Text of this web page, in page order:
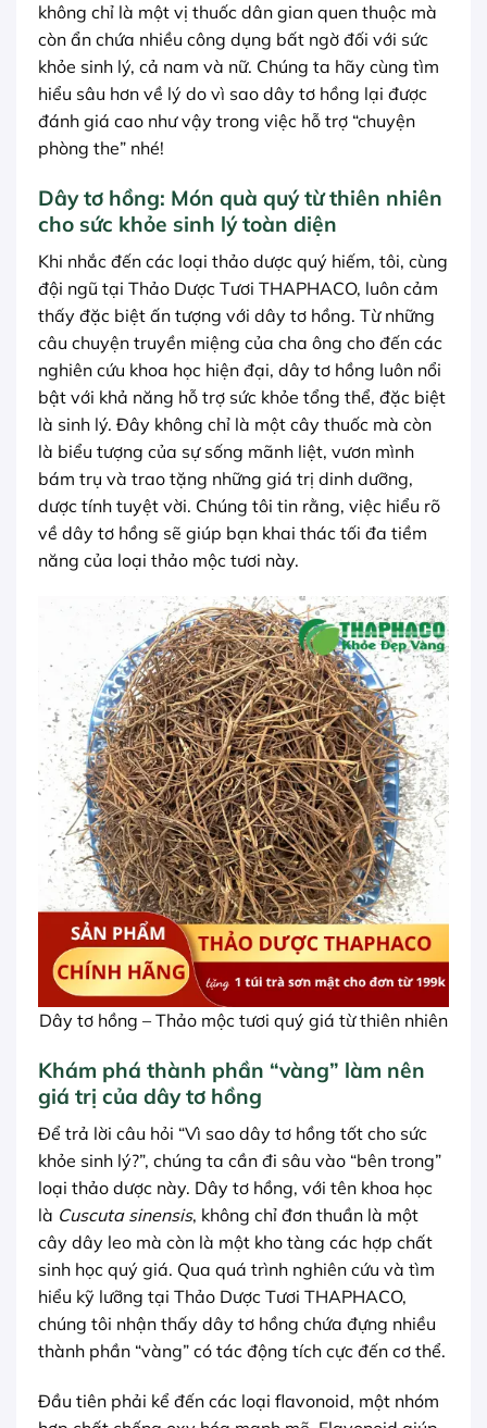
không chỉ là một vị thuốc dân gian quen thuộc mà
còn ẩn chứa nhiều công dụng bất ngờ đối với sức
khỏe sinh lý, cả nam và nữ. Chúng ta hãy cùng tìm
hiểu sâu hơn về lý do vì sao dây tơ hồng lại được
đánh giá cao như vậy trong việc hỗ trợ “chuyện
phòng the” nhé!
Dây tơ hồng: Món quà quý từ thiên nhiên
cho sức khỏe sinh lý toàn diện
Khi nhắc đến các loại thảo dược quý hiếm, tôi, cùng
đội ngũ tại Thảo Dược Tươi THAPHACO, luôn cảm
thấy đặc biệt ấn tượng với dây tơ hồng. Từ những
câu chuyện truyền miệng của cha ông cho đến các
nghiên cứu khoa học hiện đại, dây tơ hồng luôn nổi
bật với khả năng hỗ trợ sức khỏe tổng thể, đặc biệt
là sinh lý. Đây không chỉ là một cây thuốc mà còn
là biểu tượng của sự sống mãnh liệt, vươn mình
bám trụ và trao tặng những giá trị dinh dưỡng,
dược tính tuyệt vời. Chúng tôi tin rằng, việc hiểu rõ
về dây tơ hồng sẽ giúp bạn khai thác tối đa tiềm
năng của loại thảo mộc tươi này.
Dây tơ hồng – Thảo mộc tươi quý giá từ thiên nhiên
Khám phá thành phần “vàng” làm nên
giá trị của dây tơ hồng
Để trả lời câu hỏi “Vì sao dây tơ hồng tốt cho sức
khỏe sinh lý?”, chúng ta cần đi sâu vào “bên trong”
loại thảo dược này. Dây tơ hồng, với tên khoa học
là Cuscuta sinensis, không chỉ đơn thuần là một
cây dây leo mà còn là một kho tàng các hợp chất
sinh học quý giá. Qua quá trình nghiên cứu và tìm
hiểu kỹ lưỡng tại Thảo Dược Tươi THAPHACO,
chúng tôi nhận thấy dây tơ hồng chứa đựng nhiều
thành phần “vàng” có tác động tích cực đến cơ thể.
Đầu tiên phải kể đến các loại flavonoid, một nhóm